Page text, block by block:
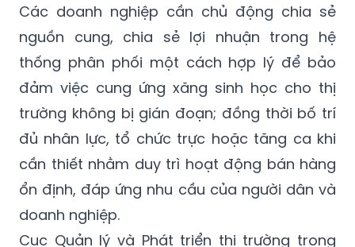
Các doanh nghiệp cần chủ động chia sẻ
nguồn cung, chia sẻ lợi nhuận trong hệ
thống phân phối một cách hợp lý để bảo
đảm việc cung ứng xăng sinh học cho thị
trường không bị gián đoạn; đồng thời bố trí
đủ nhân lực, tổ chức trực hoặc tăng ca khi
cần thiết nhằm duy trì hoạt động bán hàng
ổn định, đáp ứng nhu cầu của người dân và
doanh nghiệp.
Cục Quản lý và Phát triển thị trường trong